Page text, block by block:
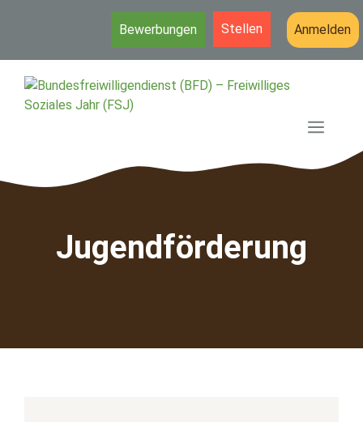
Bewerbungen Stellen Anmelden
Inhalt
springen
Jugendförderung